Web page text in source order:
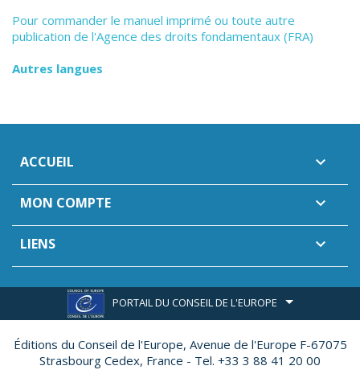
Pour commander le manuel imprimé ou toute autre
publication de l'Agence des droits fondamentaux (FRA)
Autres langues
ACCUEIL 
MON COMPTE 
LIENS 
PORTAIL DU CONSEIL DE L'EUROPE
Éditions du Conseil de l'Europe, Avenue de l'Europe F-67075
Strasbourg Cedex, France - Tel. +33 3 88 41 20 00